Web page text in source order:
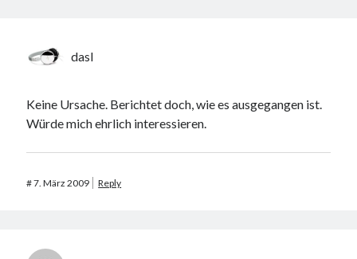
dasI
Keine Ursache. Berichtet doch, wie es ausgegangen ist.
Würde mich ehrlich interessieren.
#7. März 2009 Reply